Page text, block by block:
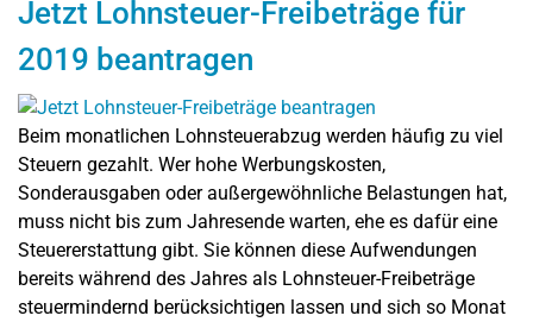
Jetzt Lohnsteuer-Freibeträge für
2019 beantragen
Beim monatlichen Lohnsteuerabzug werden häufig zu viel
Steuern gezahlt. Wer hohe Werbungskosten,
Sonderausgaben oder außergewöhnliche Belastungen hat,
muss nicht bis zum Jahresende warten, ehe es dafür eine
Steuererstattung gibt. Sie können diese Aufwendungen
bereits während des Jahres als Lohnsteuer-Freibeträge
steuermindernd berücksichtigen lassen und sich so Monat